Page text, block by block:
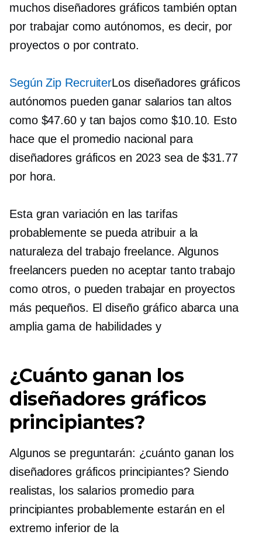
muchos diseñadores gráficos también optan
por trabajar como autónomos, es decir, por
proyectos o por contrato.
Según Zip RecruiterLos diseñadores gráficos
autónomos pueden ganar salarios tan altos
como $47.60 y tan bajos como $10.10. Esto
hace que el promedio nacional para
diseñadores gráficos en 2023 sea de $31.77
por hora.
Esta gran variación en las tarifas
probablemente se pueda atribuir a la
naturaleza del trabajo freelance. Algunos
freelancers pueden no aceptar tanto trabajo
como otros, o pueden trabajar en proyectos
más pequeños. El diseño gráfico abarca una
amplia gama de habilidades y
¿Cuánto ganan los
diseñadores gráficos
principiantes?
Algunos se preguntarán: ¿cuánto ganan los
diseñadores gráficos principiantes? Siendo
realistas, los salarios promedio para
principiantes probablemente estarán en el
extremo inferior de la